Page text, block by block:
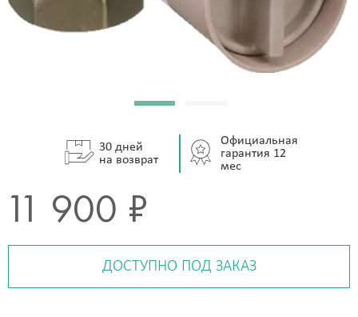
30 дней
на возврат
Официальная
гарантия 12
мес
11 900 ₽
ДОСТУПНО ПОД ЗАКАЗ